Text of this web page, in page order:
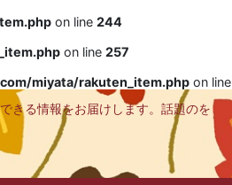
on line 244
on line 257
miyata/rakuten_item.php on line
きる情報をお届けします。話題のを